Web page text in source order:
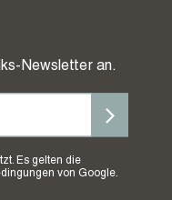
Newsletter an.
Es gelten die
von Google.